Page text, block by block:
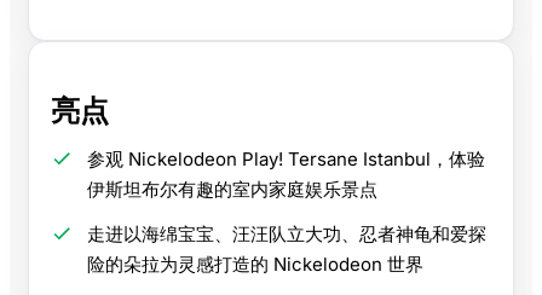
亮点
参观 Nickelodeon Play! Tersane Istanbul，体验
伊斯坦布尔有趣的室内家庭娱乐景点
走进以海绵宝宝、汪汪队立大功、忍者神龟和爱探
险的朵拉为灵感打造的 Nickelodeon 世界